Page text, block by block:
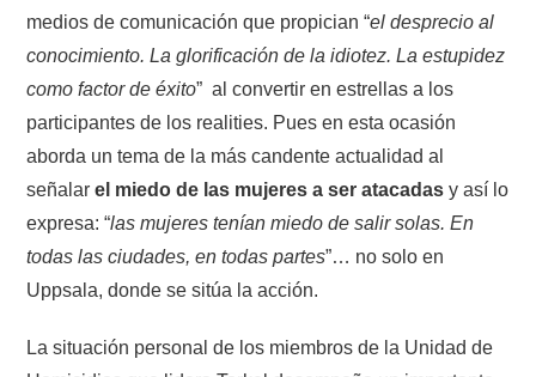
medios de comunicación que propician “el desprecio al
conocimiento. La glorificación de la idiotez. La estupidez
como factor de éxito” al convertir en estrellas a los
participantes de los realities. Pues en esta ocasión
aborda un tema de la más candente actualidad al
señalarel miedo de las mujeres a ser atacadasy así lo
expresa: “las mujeres tenían miedo de salir solas. En
todas las ciudades, en todas partes”… no solo en
Uppsala, donde se sitúa la acción.
La situación personal de los miembros de la Unidad de